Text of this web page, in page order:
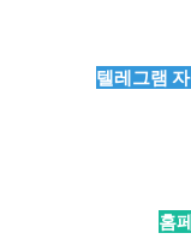
텔레그램
홈